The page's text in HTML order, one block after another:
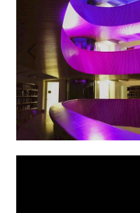
Previous